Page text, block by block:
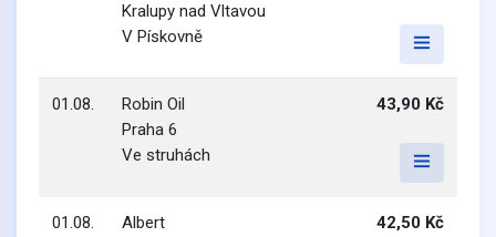
Kralupy nad Vltavou
V Pískovně
01.08.
Robin Oil
Praha 6
Ve struhách
43,90 Kč
01.08.
Albert
42,50 Kč